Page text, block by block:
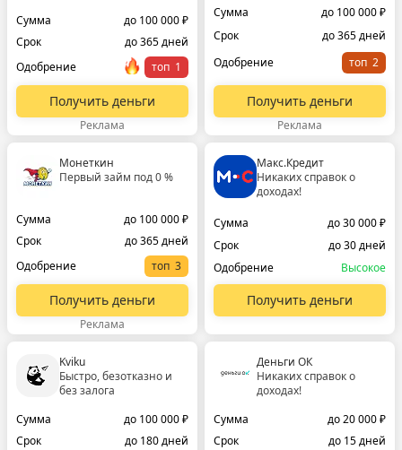
Сумма
до 100 000 ₽
Срок
до 365 дней
Одобрение
топ
Получить деньги
Реклама
Сумма
до 100 000 ₽
Срок
до 365 дней
Одобрение
топ
Получить деньги
Реклама
Монеткин
Первый займ под 0 %
Сумма
до 100 000 ₽
Срок
до 365 дней
Одобрение
топ
Получить деньги
Реклама
Макс.Кредит
Никаких справок о
доходах!
Сумма
до 30 000 ₽
Срок
до 30 дней
Одобрение
Высокое
Получить деньги
Kviku
Быстро, безотказно и
без залога
Сумма
до 100 000 ₽
Срок
до 180 дней
Деньги ОК
Никаких справок о
доходах!
Сумма
до 20 000 ₽
Срок
до 15 дней